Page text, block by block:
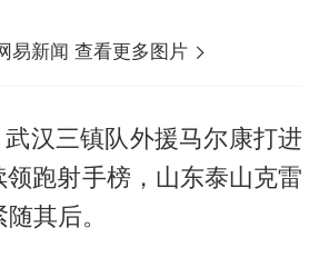
易新闻 查看更多图片
汉三镇队外援马尔康打进
跑射手榜，山东泰山克雷
其后。